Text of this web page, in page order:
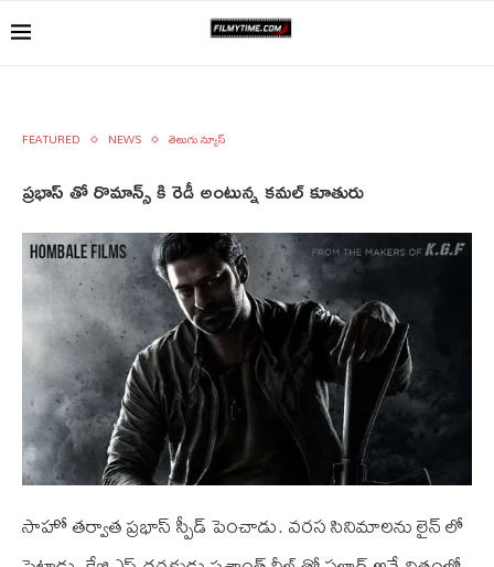
FEATURED NEWS తెలుగు న్యూస్
ప్రభాస్ తో రొమాన్స్ కి రెడీ అంటున్న కమల్ కూతురు
సాహో తర్వాత ప్రభాస్ స్పీడ్ పెంచాడు. వరస సినిమాలను లైన్ లో